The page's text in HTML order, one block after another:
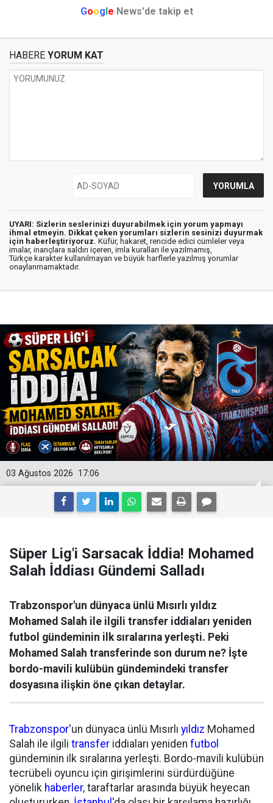
Google News'de takip et
HABERE YORUM KAT
UYARI: Sizlerin seslerinizi duyurabilmek için yorum yapmayı
ihmal etmeyin. Dikkat çeken yorumları sizlerin sesinizi duyurmak
için haberleştiriyoruz. Küfür, hakaret, rencide edici cümleler veya
imalar, inançlara saldırı içeren, imla kuralları ile yazılmamış,
Türkçe karakter kullanılmayan ve büyük harflerle yazılmış yorumlar
onaylanmamaktadır.
17:06
03 Ağustos 2026
Süper Lig'i Sarsacak İddia! Mohamed
Salah İddiası Gündemi Salladı
Trabzonspor'un dünyaca ünlü Mısırlı yıldız
Mohamed Salah ile ilgili transfer iddiaları yeniden
futbol gündeminin ilk sıralarına yerleşti. Peki
Mohamed Salah transferinde son durum ne? İşte
bordo-mavili kulübün gündemindeki transfer
dosyasına ilişkin öne çıkan detaylar.
Trabzonspor'un dünyaca ünlü Mısırlı yıldız Mohamed
Salah ile ilgili transfer iddiaları yeniden futbol
gündeminin ilk sıralarına yerleşti. Bordo-mavili kulübün
tecrübeli oyuncu için girişimlerini sürdürdüğüne
yönelik haberler, taraftarlar arasında büyük heyecan